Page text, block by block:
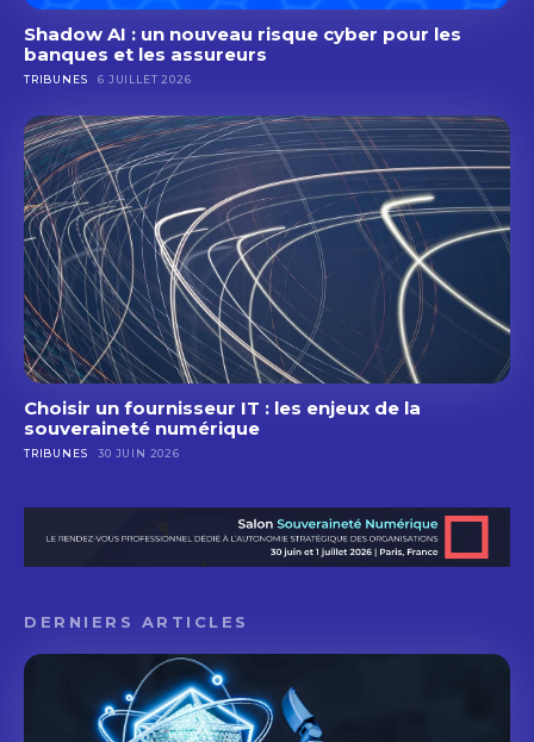
Shadow AI : un nouveau risque cyber pour les
banques et les assureurs
TRIBUNES 6 JUILLET 2026
Choisir un fournisseur IT : les enjeux de la
souveraineté numérique
TRIBUNES 30 JUIN 2026
DERNIERS ARTICLES